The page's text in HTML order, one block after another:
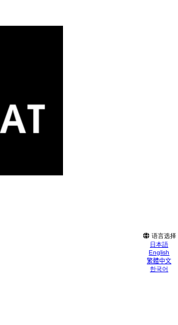
语言选择
日本語
English
繁體中文
한국어